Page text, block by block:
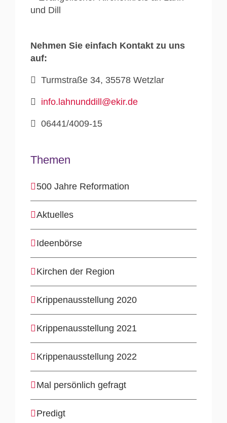
Nehmen Sie einfach Kontakt zu uns
auf:
Turmstraße 34, 35578 Wetzlar
info.lahnunddill@ekir.de
06441/4009-15
Themen
500 Jahre Reformation
Aktuelles
Ideenbörse
Kirchen der Region
Krippenausstellung 2020
Krippenausstellung 2021
Krippenausstellung 2022
Mal persönlich gefragt
Predigt